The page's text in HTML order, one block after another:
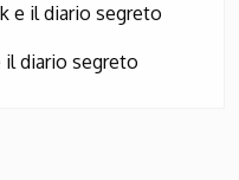
e il diario segreto
il diario segreto